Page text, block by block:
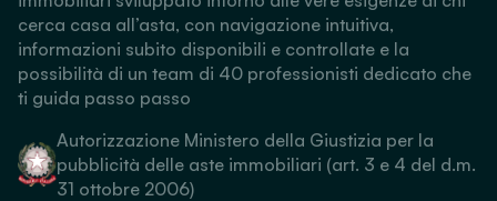
cerca casa all’asta, con navigazione intuitiva,
informazioni subito disponibili e controllate e la
possibilità di un team di 40 professionisti dedicato che
ti guida passo passo
Autorizzazione Ministero della Giustizia per la
pubblicità delle aste immobiliari (art. 3 e 4 del d.m.
31 ottobre 2006)